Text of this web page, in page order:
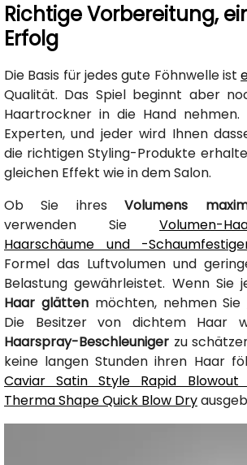
Richtige Vorbereitung,
Erfolg
Die Basis für jedes gute Föhnwelle ist
Qualität. Das Spiel beginnt aber
Haartrockner in die Hand nehmen.
Experten, und jeder wird Ihnen
die richtigen Styling-Produkte
gleichen Effekt wie in dem Salon.
Ob Sie ihresVolumens
verwenden Sie Volumen-
Haarschäume und -
Formel das Luftvolumen und
Belastung gewährleistet. Wenn Sie
Haar glättenmöchten, nehmen Sie
Die Besitzer von dichtem Haar
Haarspray-Beschleuniger zu
keine langen Stunden ihren Haar
Caviar Satin Style Rapid Blowout
Therma Shape Quick Blow Dry